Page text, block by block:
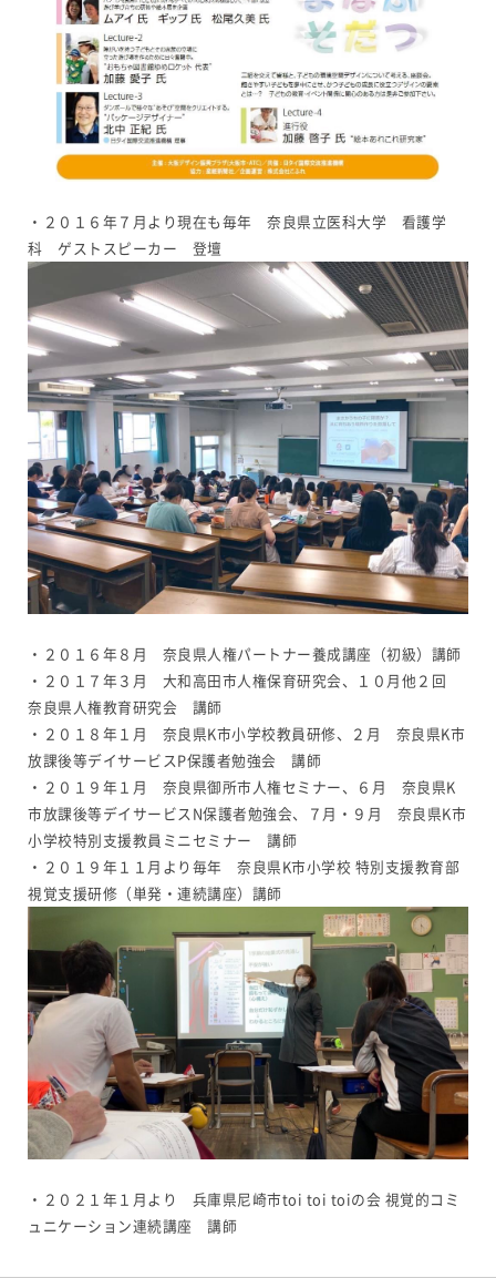
・２０１６年７月より現在も毎年 奈良県立医科大学 看護学
科 ゲストスピーカー 登壇
・２０１６年８月 奈良県人権パートナー養成講座（初級）講師
・２０１７年３月 大和高田市人権保育研究会、１０月他２回
奈良県人権教育研究会 講師
・２０１８年１月 奈良県K市小学校教員研修、２月 奈良県K市
放課後等デイサービスP保護者勉強会 講師
・２０１９年１月 奈良県御所市人権セミナー、６月 奈良県K
市放課後等デイサービスN保護者勉強会、７月・９月 奈良県K市
小学校特別支援教員ミニセミナー 講師
・２０１９年１１月より毎年 奈良県K市小学校 特別支援教育部
視覚支援研修（単発・連続講座）講師
・２０２１年１月より 兵庫県尼崎市toi toi toiの会 視覚的コミ
ュニケーション連続講座 講師